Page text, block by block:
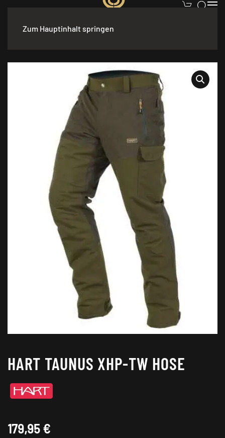
Zum Hauptinhalt springen
Bekleidung Herren /Hosen
HART TAUNUS XHP-TW HOSE
179,95 €